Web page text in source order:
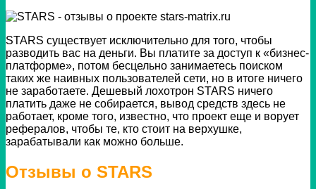
STARS существует исключительно для того, чтобы
разводить вас на деньги. Вы платите за доступ к «бизнес-
платформе», потом бесцельно занимаетесь поиском
таких же наивных пользователей сети, но в итоге ничего
не заработаете. Дешевый лохотрон STARS ничего
платить даже не собирается, вывод средств здесь не
работает, кроме того, известно, что проект еще и ворует
рефералов, чтобы те, кто стоит на верхушке,
зарабатывали как можно больше.
Отзывы о STARS